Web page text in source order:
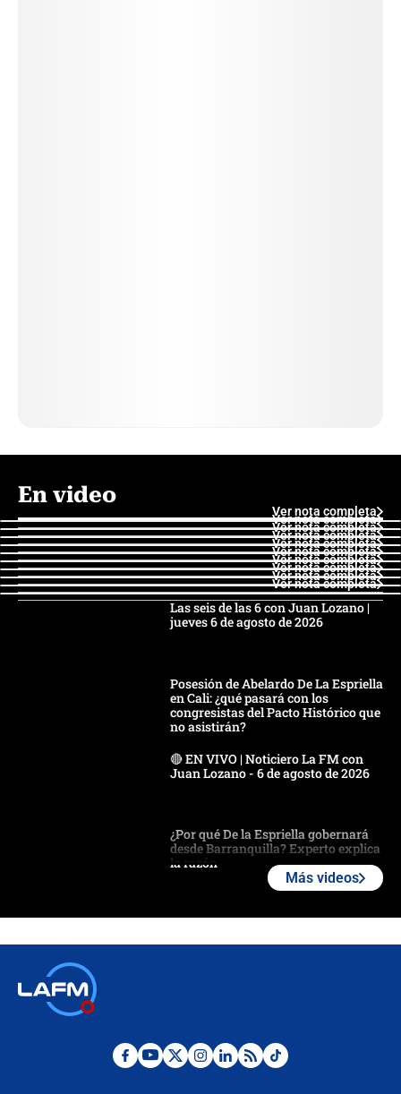
En video
Ver nota completa
Ver nota completa
Ver nota completa
Ver nota completa
Ver nota completa
Ver nota completa
Ver nota completa
Ver nota completa
Ver nota completa
Ver nota completa
Las seis de las 6 con Juan Lozano |
jueves 6 de agosto de 2026
Posesión de Abelardo De La Espriella
en Cali: ¿qué pasará con los
congresistas del Pacto Histórico que
no asistirán?
🔴 EN VIVO | Noticiero La FM con
Juan Lozano - 6 de agosto de 2026
¿Por qué De la Espriella gobernará
desde Barranquilla? Experto explica
la razón
Las razones para escoger al nuevo
Más videos